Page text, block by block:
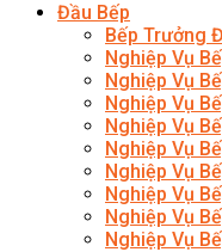
Đầu Bếp
Bếp Trưởng
Nghiệp Vụ
Nghiệp Vụ
Nghiệp Vụ
Nghiệp Vụ
Nghiệp Vụ
Nghiệp Vụ
Nghiệp Vụ
Nghiệp Vụ
Nghiệp Vụ